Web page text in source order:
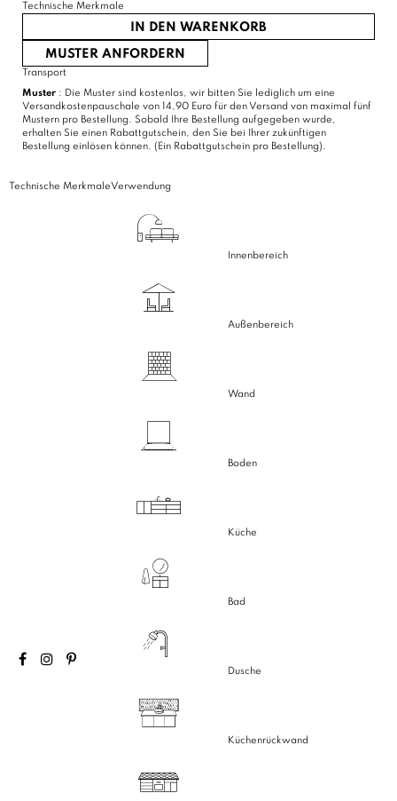
Technische Merkmale
IN DEN WARENKORB
MUSTER ANFORDERN
Transport
Muster : Die Muster sind kostenlos, wir bitten Sie lediglich um eine
Versandkostenpauschale von 14,90 Euro für den Versand von maximal fünf
Mustern pro Bestellung. Sobald Ihre Bestellung aufgegeben wurde,
erhalten Sie einen Rabattgutschein, den Sie bei Ihrer zukünftigen
Bestellung einlösen können. (Ein Rabattgutschein pro Bestellung).
Technische MerkmaleVerwendung
Innenbereich
Außenbereich
Wand
Boden
Küche
Bad
Dusche
Küchenrückwand